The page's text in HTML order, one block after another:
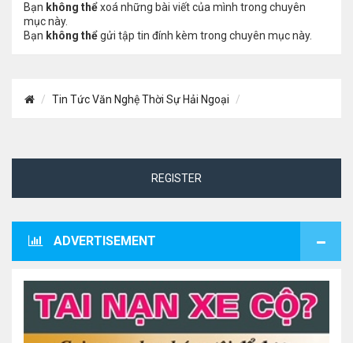
Bạn không thểxoá những bài viết của mình trong chuyên
mục này.
Bạn không thểgửi tập tin đính kèm trong chuyên mục này.
Tin Tức Văn Nghệ Thời Sự Hải Ngoại
REGISTER
ADVERTISEMENT